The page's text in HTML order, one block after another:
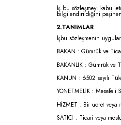
İş bu sözleşmeyi kabul
bilgilendirildiğini
2.TANIMLAR
İşbu sözleşmenin
BAKAN : Gümrük ve
BAKANLIK : Gümrük ve
KANUN : 6502 sayılı
YÖNETMELİK : Mesafeli
HİZMET : Bir ücret veya
SATICI : Ticari veya